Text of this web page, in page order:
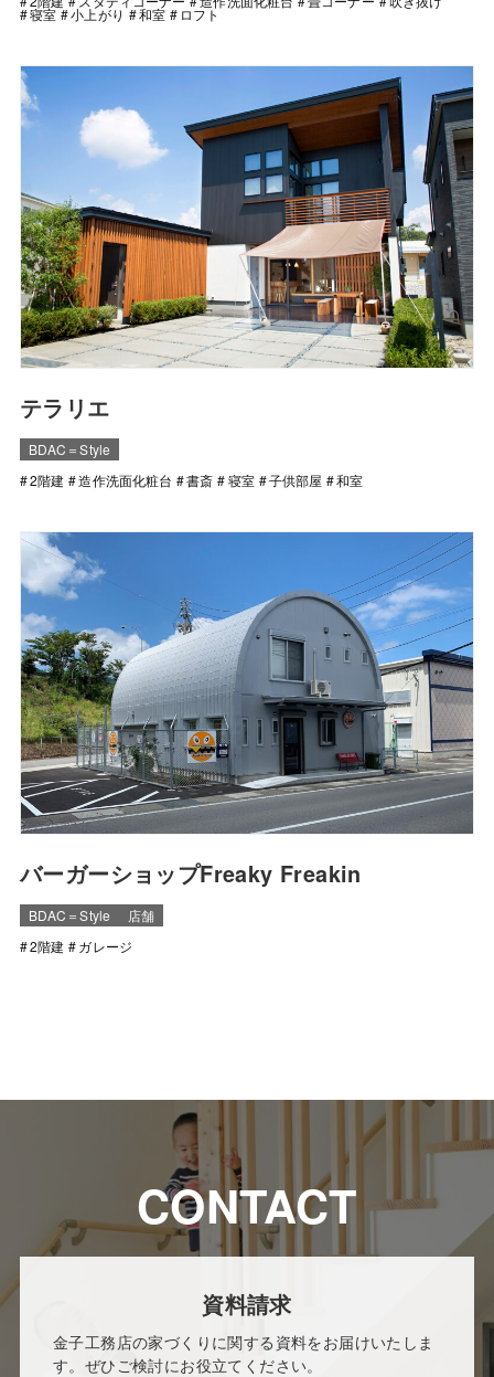
寝室 小上がり 和室 ロフト
テラリエ
BDAC＝Style
2階建
造作洗面化粧台 書斎 寝室 子供部屋 和室
バーガーショップFreaky Freakin
BDAC＝Style
店舗
2階建
ガレージ
CONTACT
資料請求
金子工務店の家づくりに関する資料をお届けいたしま
す。ぜひご検討にお役立てください。